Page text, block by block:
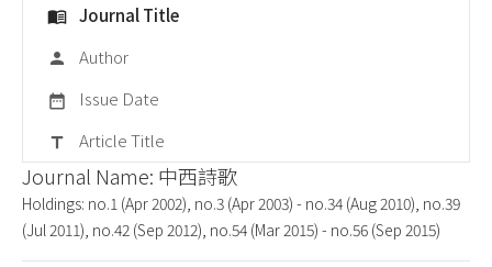
menu_book Journal Title
person Author
date_range Issue Date
title Article Title
Journal Name: 中西詩歌
Holdings: no.1 (Apr 2002), no.3 (Apr 2003) - no.34 (Aug 2010), no.39
(Jul 2011), no.42 (Sep 2012), no.54 (Mar 2015) - no.56 (Sep 2015)